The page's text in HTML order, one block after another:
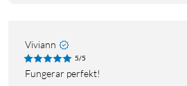
Viviann
5/5
Fungerar perfekt!